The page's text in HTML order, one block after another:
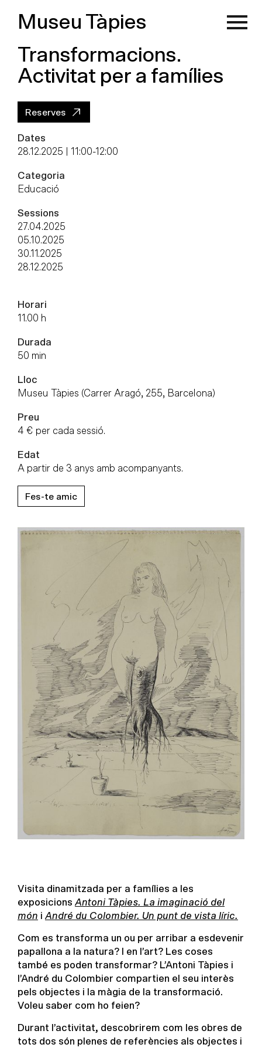
Museu Tàpies
Transformacions.
Activitat per a famílies
Reserves
Dates
28.12.2025 | 11:00-12:00
Categoria
Educació
Sessions
27.04.2025
05.10.2025
30.11.2025
28.12.2025
Horari
11.00 h
Durada
50 min
Lloc
Museu Tàpies (Carrer Aragó, 255, Barcelona)
Preu
4 € per cada sessió.
Edat
A partir de 3 anys amb acompanyants.
Fes-te amic
Visita dinamitzada per a famílies a les
exposicions Antoni Tàpies. La imaginació del
món i André du Colombier. Un punt de vista líric.
Com es transforma un ou per arribar a esdevenir
papallona a la natura? I en l’art? Les coses
també es poden transformar? L’Antoni Tàpies i
l’André du Colombier compartien el seu interès
pels objectes i la màgia de la transformació.
Voleu saber com ho feien?
Durant l’activitat, descobrirem com les obres de
tots dos són plenes de referències als objectes i